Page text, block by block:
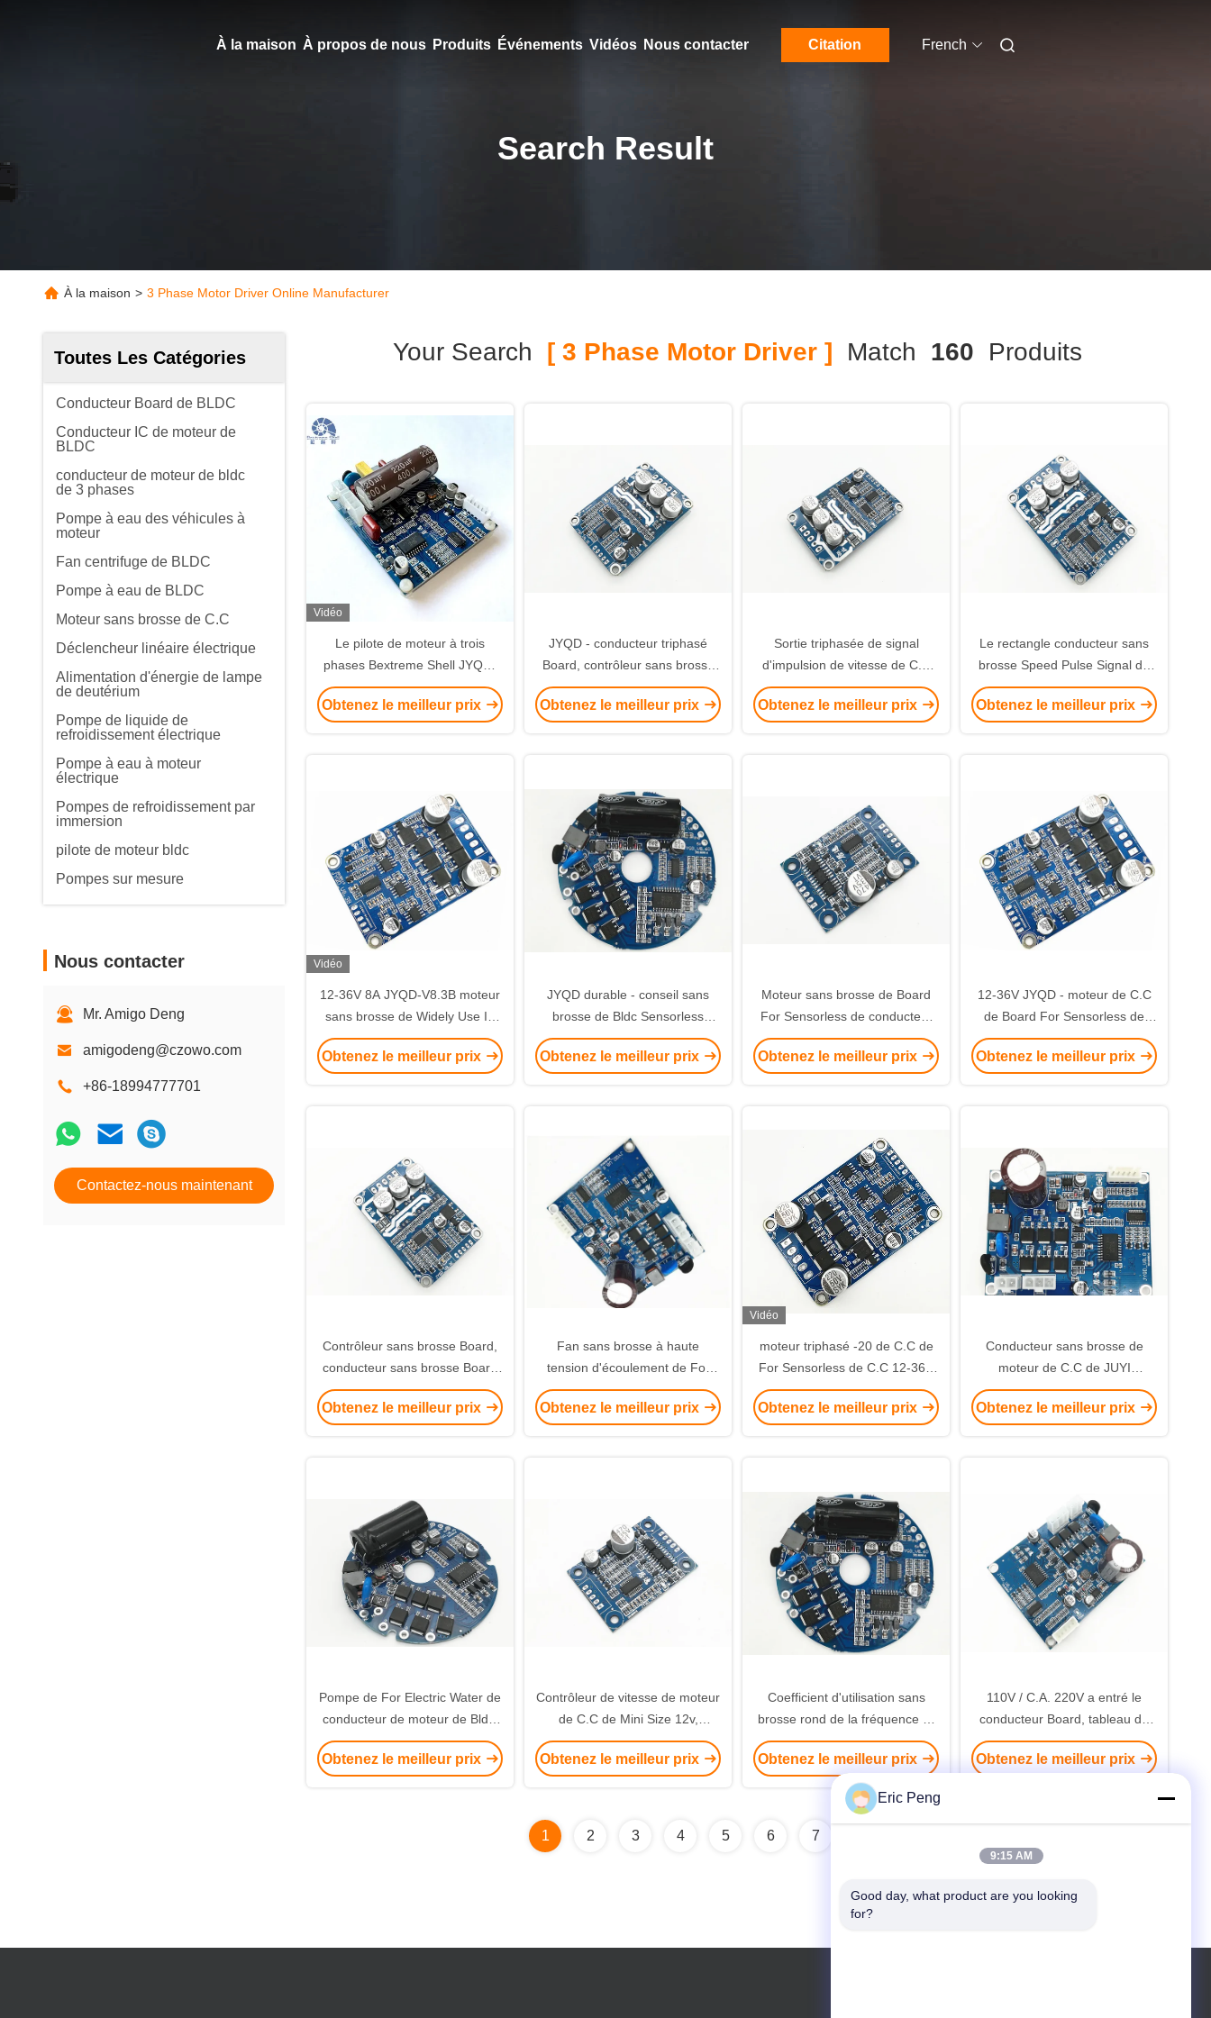
À la maison À propos de nous Produits Événements Vidéos Nous contacter Citation French
Search Result
À la maison > 3 Phase Motor Driver Online Manufacturer
Toutes Les Catégories
Conducteur Board de BLDC
Conducteur IC de moteur de
BLDC
conducteur de moteur de bldc
de 3 phases
Pompe à eau des véhicules à
moteur
Fan centrifuge de BLDC
Pompe à eau de BLDC
Moteur sans brosse de C.C
Déclencheur linéaire électrique
Alimentation d'énergie de lampe
de deutérium
Pompe de liquide de
refroidissement électrique
Pompe à eau à moteur
électrique
Pompes de refroidissement par
immersion
pilote de moteur bldc
Pompes sur mesure
Nous contacter
Mr. Amigo Deng
amigodeng@czowo.com
+86-18994777701
Contactez-nous maintenant
Your Search [ 3 Phase Motor Driver ] Match 160 Produits
Vidéo
Le pilote de moteur à trois
phases Bextreme Shell JYQD-
V8.8B 110VAC / 220VAC
Obtenez le meilleur prix
JYQD - conducteur triphasé
Board, contrôleur sans brosse
de moteur de V8.3E de moteur
de C.C de Sensorless
Obtenez le meilleur prix
Sortie triphasée de signal
d'impulsion de vitesse de C.C
de Sensorless de conducteur
sans brosse de moteur
Obtenez le meilleur prix
Le rectangle conducteur sans
brosse Speed Pulse Signal de
moteur de C.C de 3 phases a
produit -20 - 85℃
Obtenez le meilleur prix
Vidéo
12-36V 8A JYQD-V8.3B moteur
sans brosse de Widely Use In
Sensorless de conducteur de
moteur de 3 phases
Obtenez le meilleur prix
JYQD durable - conseil sans
brosse de Bldc Sensorless
Control de conducteur de
moteur de C.C V8.6
Obtenez le meilleur prix
Moteur sans brosse de Board
For Sensorless de conducteur
de moteur de 12-24VDC JYQD-
V8.10B Bldc
Obtenez le meilleur prix
12-36V JYQD - moteur de C.C
de Board For Sensorless de
conducteur de moteur de V8.3B
BLDC basé sur JY02A IC
Obtenez le meilleur prix
Contrôleur sans brosse Board,
conducteur sans brosse Board
-20-+85℃ de moteur de JYQD
de moteur
Obtenez le meilleur prix
Fan sans brosse à haute
tension d'écoulement de For
Brushless Axial de conducteur
de moteur de C.C de JYQD-
Obtenez le meilleur prix
Vidéo
moteur triphasé -20 de C.C de
For Sensorless de C.C 12-36V
de conducteur sans brosse de
moteur - 85℃
Obtenez le meilleur prix
Conducteur sans brosse de
moteur de C.C de JUYI
Sensorless, conducteur High
Power de Bldc de 3 phases
Obtenez le meilleur prix
Pompe de For Electric Water de
conducteur de moteur de Bldc,
contrôleur sans brosse de 0.5A
Sensorless
Obtenez le meilleur prix
Contrôleur de vitesse de moteur
de C.C de Mini Size 12v,
conducteur Duty Cycle de
moteur de Bldc de 3 phases
Obtenez le meilleur prix
Coefficient d'utilisation sans
brosse rond de la fréquence 1-
20KHZ du conducteur PWM de
moteur de C.C 0-100%
Obtenez le meilleur prix
110V / C.A. 220V a entré le
conducteur Board, tableau de
moteur pas à pas de commande
à haute tension de moteur
Obtenez le meilleur prix
1 2 3 4 5 6 7
Eric Peng
9:15 AM
Good day, what product are you looking
for?